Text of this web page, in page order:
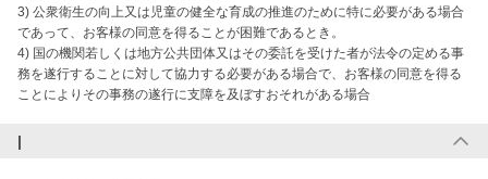
3) 公衆衛生の向上又は児童の健全な育成の推進のために特に必要がある場合
であって、お客様の同意を得ることが困難であるとき。
4) 国の機関若しくは地方公共団体又はその委託を受けた者が法令の定める事
務を遂行することに対して協力する必要がある場合で、お客様の同意を得る
|